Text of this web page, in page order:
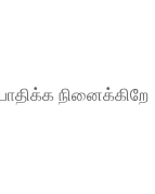
நினைக்கிறே